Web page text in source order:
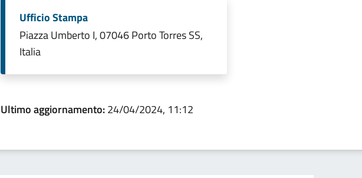
Ufficio Stampa
Piazza Umberto I, 07046 Porto Torres SS,
Italia
Ultimo aggiornamento:24/04/2024, 11:12